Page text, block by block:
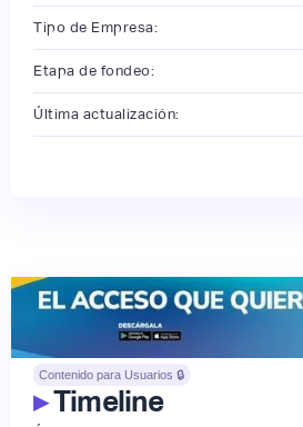
Tipo de Empresa:
Etapa de fondeo:
Última actualización:
Contenido para Usuarios 🔒
▸Timeline